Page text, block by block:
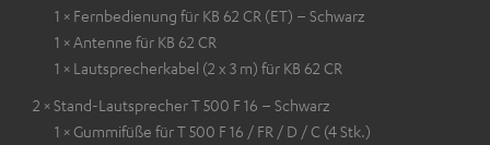
1 × Fernbedienung für KB 62 CR (ET) – Schwarz
1 × Antenne für KB 62 CR
1 × Lautsprecherkabel (2 x 3 m) für KB 62 CR
2 × Stand-Lautsprecher T 500 F 16 – Schwarz
1 × Gummifüße für T 500 F 16 / FR / D / C (4 Stk.)